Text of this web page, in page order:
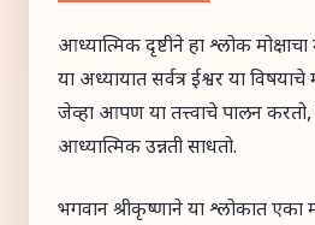
आध्यात्मिक दृष्टीने हा श्लोक मोक्षाचा
या अध्यायात सर्वत्र ईश्वर या
जेव्हा आपण या तत्त्वाचे पालन
आध्यात्मिक उन्नती साधतो.
भगवान श्रीकृष्णाने या श्लोकात एका